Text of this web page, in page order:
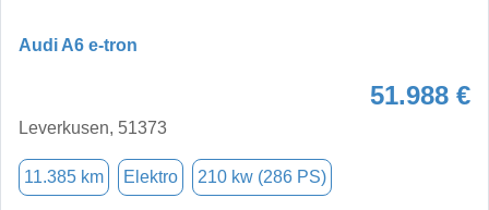
Audi A6 e-tron
51.988 €
Leverkusen, 51373
11.385 km Elektro 210 kw (286 PS)